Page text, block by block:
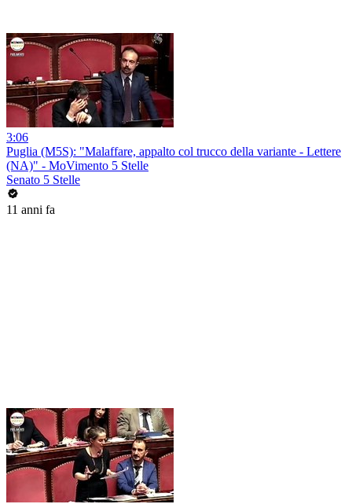
3:06
Puglia (M5S): "Malaffare, appalto col trucco della variante - Lettere
(NA)" - MoVimento 5 Stelle
Senato 5 Stelle
11 anni fa